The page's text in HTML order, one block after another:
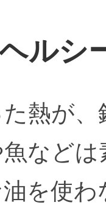
ルシ
熱が
など
を使